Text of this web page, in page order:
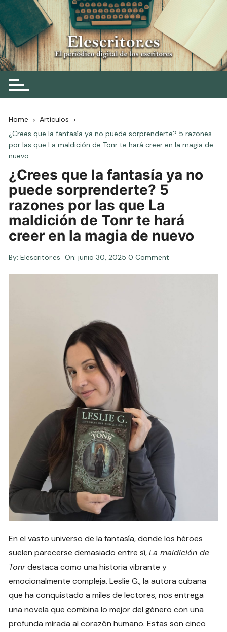
Skip
to
content
Elescritor.es
El periódico digital de los escritores
Home
Artículos
¿Crees que la fantasía ya no puede sorprenderte? 5 razones
por las que La maldición de Tonr te hará creer en la magia de
nuevo
¿Crees que la fantasía ya no
puede sorprenderte? 5
razones por las que La
maldición de Tonr te hará
creer en la magia de nuevo
By: Elescritor.es On:junio 30, 2025 0 Comment
En el vasto universo de la fantasía, donde los héroes
suelen parecerse demasiado entre sí,La maldición de
Tonrdestaca como una historia vibrante y
emocionalmente compleja. Leslie G., la autora cubana
que ha conquistado a miles de lectores, nos entrega
una novela que combina lo mejor del género con una
profunda mirada al corazón humano. Estas son cinco